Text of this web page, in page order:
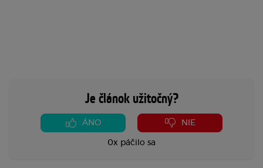
Je článok užitočný?
ÁNO NIE
0x páčilo sa